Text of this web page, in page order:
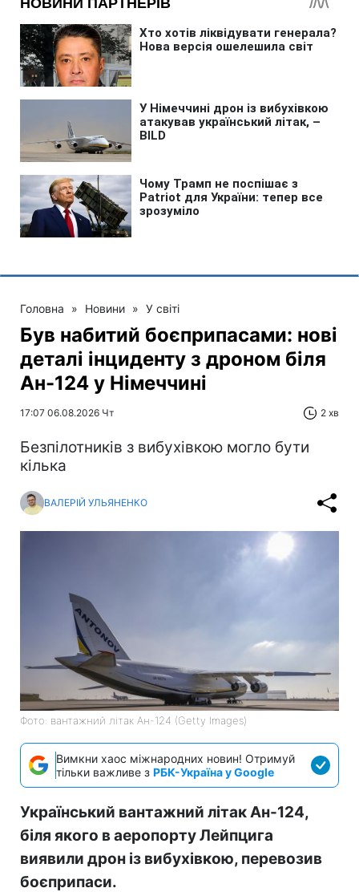
Головна » Новини » У світі
Був набитий боєприпасами: нові
деталі інциденту з дроном біля
Ан-124 у Німеччині
17:07 06.08.2026 Чт 2 хв
Безпілотників з вибухівкою могло бути
кілька
ВАЛЕРІЙ УЛЬЯНЕНКО
Фото: вантажний літак Ан-124 (Getty Images)
Вимкни хаос міжнародних новин! Отримуй
тільки важливе з РБК-Україна у Google
Український вантажний літак Ан-124,
біля якого в аеропорту Лейпцига
виявили дрон із вибухівкою, перевозив
боєприпаси.